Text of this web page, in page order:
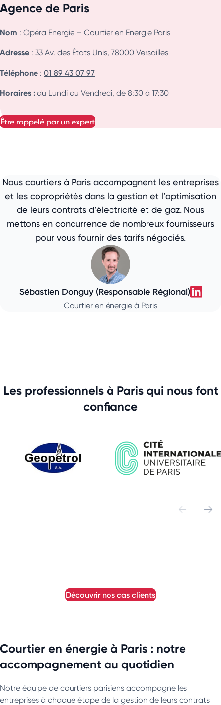
Agence de Paris
Nom : Opéra Energie – Courtier en Energie Paris
Adresse : 33 Av. des États Unis, 78000 Versailles
Téléphone : 01 89 43 07 97
Horaires : du Lundi au Vendredi, de 8:30 à 17:30
être rappelé par un expert
Nous courtiers à Paris accompagnent les entreprises
et les copropriétés dans la gestion et l’optimisation
de leurs contrats d’électricité et de gaz. Nous
mettons en concurrence de nombreux fournisseurs
pour vous fournir des tarifs négociés.
Sébastien Donguy (Responsable Régional)
Courtier en énergie à Paris
Les professionnels à Paris qui nous font
confiance
découvrir nos cas clients
Courtier en énergie à Paris : notre
accompagnement au quotidien
Notre équipe de courtiers parisiens accompagne les
entreprises à chaque étape de la gestion de leurs contrats